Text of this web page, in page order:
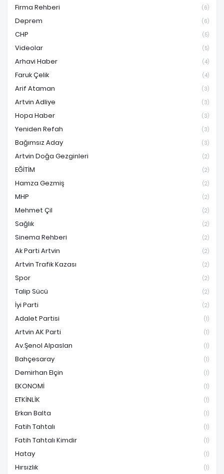
Firma Rehberi (6)
Deprem (6)
CHP (5)
Videolar (5)
Arhavi Haber (4)
Faruk Çelik (4)
Arif Ataman (3)
Artvin Adliye (3)
Hopa Haber (3)
Yeniden Refah (3)
Bağımsız Aday (3)
Artvin Doğa Gezginleri (2)
EĞİTİM (2)
Hamza Gezmiş (2)
MHP (2)
Mehmet Çil (2)
Sağlık (2)
Sinema Rehberi (2)
Ak Parti Artvin (2)
Artvin Trafik Kazası (2)
Spor (2)
Talip Sücü (2)
İyi Parti (2)
Adalet Partisi (1)
Artvin AK Parti (1)
Av.Şenol Alpaslan (1)
Bahçesaray (1)
Demirhan Elçin (1)
EKONOMİ (1)
ETKİNLİK (1)
Erkan Balta (1)
Fatih Tahtalı (1)
Fatih Tahtalı Kimdir (1)
Hatay (1)
Hırsızlık (1)